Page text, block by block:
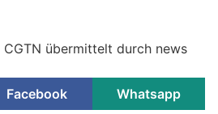
übermittelt durch news
Facebook Whatsapp